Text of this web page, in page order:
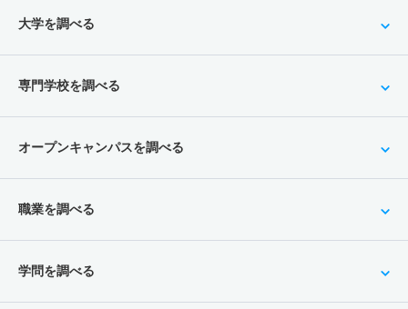
大学を調べる
専門学校を調べる
オープンキャンパスを調べる
職業を調べる
学問を調べる